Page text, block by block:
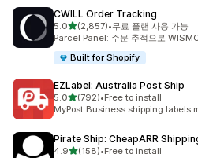
CWILL Order Tracking
5.0별 5개 중
(2,857)
총 리뷰 2857개
•무료 플랜 사용 가능
Parcel Panel: 주문 추적으로
Built for Shopify
EZLabel: Australia Post Ship
5.0별 5개 중
(792)
총 리뷰 792개
•Free to install
MyPost Business shipping labels
Pirate Ship: CheapARR
4.9별 5개 중
(158)
총 리뷰 158개
•Free to install